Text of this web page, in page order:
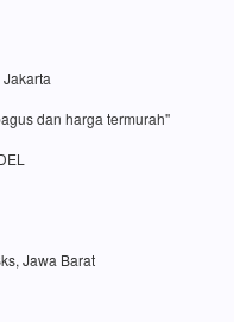
dan harga termurah"
Jawa Barat